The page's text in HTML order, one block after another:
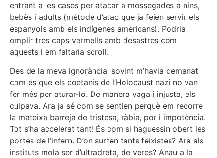
entrant a les cases per atacar a mossegades a nins,
bebès i adults (mètode d’atac que ja feien servir els
espanyols amb els indígenes americans). Podria
omplir tres caps vermells amb desastres com
aquests i em faltaria scroll.
Des de la meva ignorància, sovint m’havia demanat
com és que els coetanis de l’Holocaust nazi no van
fer més per aturar-lo. De manera vaga i injusta, els
culpava. Ara ja sé com se sentien perquè em recorre
la mateixa barreja de tristesa, ràbia, por i impotència.
Tot s’ha accelerat tant! És com si haguessin obert les
portes de l’infern. D’on surten tants feixistes? Ara als
instituts mola ser d’ultradreta, de veres? Anau a la